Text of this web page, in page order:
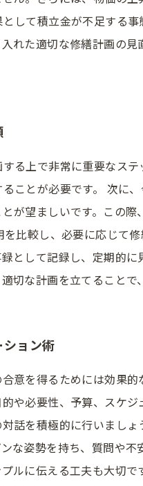
して積立金が不足する
れた適切な修繕計画の
る上で非常に重要なス
ことが必要です。 次に
が望ましいです。この
比較し、必要に応じて
として記録し、定期的
切な計画を立てることで
ョン術
意を得るためには効果
や必要性、予算、スケ
話を積極的に行いまし
な姿勢を持ち、質問や
ルに伝える工夫も大切